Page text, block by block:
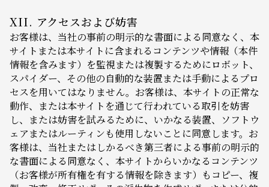
XII. アクセスおよび妨害
お客様は、当社の事前の明示的な書面による同意なく、本
サイトまたは本サイトに含まれるコンテンツや情報（本件
情報を含みます）を監視または複製するためにロボット、
スパイダー、その他の自動的な装置または手動によるプロ
セスを用いてはなりません。お客様は、本サイトの正常な
動作、または本サイトを通じて行われている取引を妨害
し、または妨害を試みるために、いかなる装置、ソフトウ
ェアまたはルーティンも使用しないことに同意します。お
客様は、当社またはしかるべき第三者による事前の明示的
な書面による同意なく、本サイトからいかなるコンテンツ
（お客様が所有権を有する情報を除きます）もコピー、複